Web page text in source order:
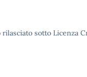
sotto Licenza